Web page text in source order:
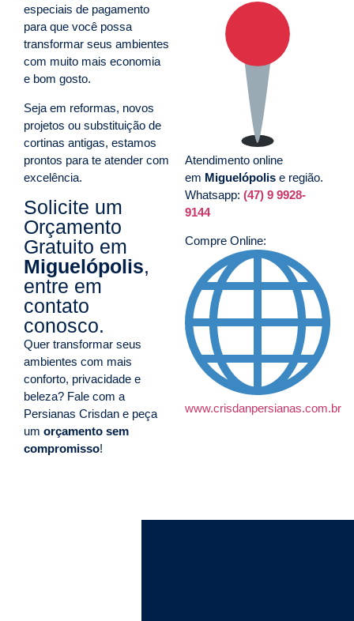
especiais de pagamento
para que você possa
transformar seus ambientes
com muito mais economia
e bom gosto.
Seja em reformas, novos
projetos ou substituição de
cortinas antigas, estamos
prontos para te atender com
excelência.
Solicite um
Orçamento
Gratuito em
Miguelópolis,
entre em
contato
conosco.
Quer transformar seus
ambientes com mais
conforto, privacidade e
beleza? Fale com a
Persianas Crisdan e peça
um orçamento sem
compromisso!
Atendimento online
em Miguelópolis e região.
Whatsapp: (47) 9 9928-
9144
Compre Online:
www.crisdanpersianas.com.br